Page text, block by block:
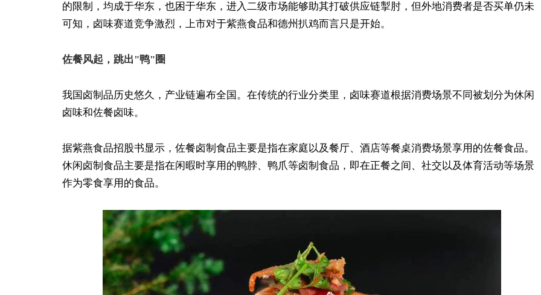
的限制，均成于华东，也困于华东，进入二级市场能够助其打破供应链掣肘，但外地消费者是否买单仍未
可知，卤味赛道竞争激烈，上市对于紫燕食品和德州扒鸡而言只是开始。
佐餐风起，跳出"鸭"圈
我国卤制品历史悠久，产业链遍布全国。在传统的行业分类里，卤味赛道根据消费场景不同被划分为休闲
卤味和佐餐卤味。
据紫燕食品招股书显示，佐餐卤制食品主要是指在家庭以及餐厅、酒店等餐桌消费场景享用的佐餐食品。
休闲卤制食品主要是指在闲暇时享用的鸭脖、鸭爪等卤制食品，即在正餐之间、社交以及体育活动等场景
作为零食享用的食品。